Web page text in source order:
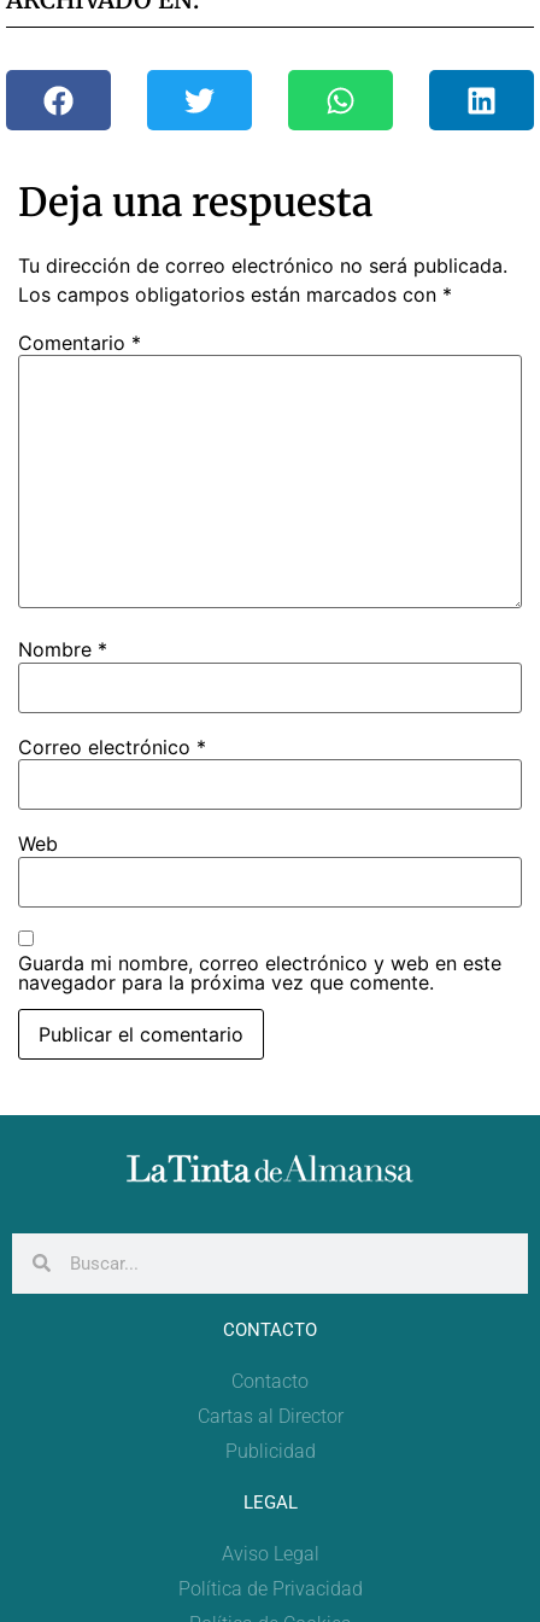
Deja una respuesta
Tu dirección de correo electrónico no será publicada.
Los campos obligatorios están marcados con *
Comentario *
Nombre *
Correo electrónico *
Web
Guarda mi nombre, correo electrónico y web en este
navegador para la próxima vez que comente.
CONTACTO
Contacto
Cartas al Director
Publicidad
LEGAL
Aviso Legal
Política de Privacidad